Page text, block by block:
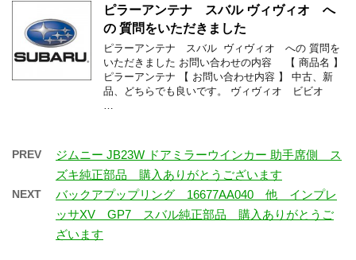
ピラーアンテナ スバル ヴィヴィオ へ
の 質問をいただきました
ピラーアンテナ スバル ヴィヴィオ への 質問を
いただきました お問い合わせの内容 【 商品名 】
ピラーアンテナ 【 お問い合わせ内容 】 中古、新
品、どちらでも良いです。 ヴィヴィオ ビビオ
…
PREV
ジムニー JB23W ドアミラーウインカー 助手席側 ス
ズキ純正部品 購入ありがとうございます
NEXT
バックアプップリング 16677AA040 他 インプレ
ッサXV GP7 スバル純正部品 購入ありがとうご
ざいます